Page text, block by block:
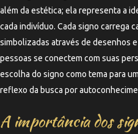
além da estética; ela representa a
cada indivíduo. Cada signo carrega
simbolizadas através de desenhos
pessoas se conectem com suas
escolha do signo como tema para
reflexo da busca por
A importância dos